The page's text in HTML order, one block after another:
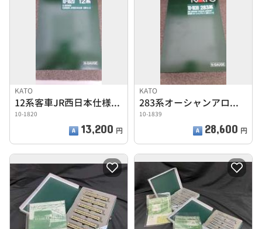
KATO
12系客車JR西日本仕様6両セット
10-1820
13,200 円
KATO
283系オーシャンアロー9両セット
10-1839
28,600 円